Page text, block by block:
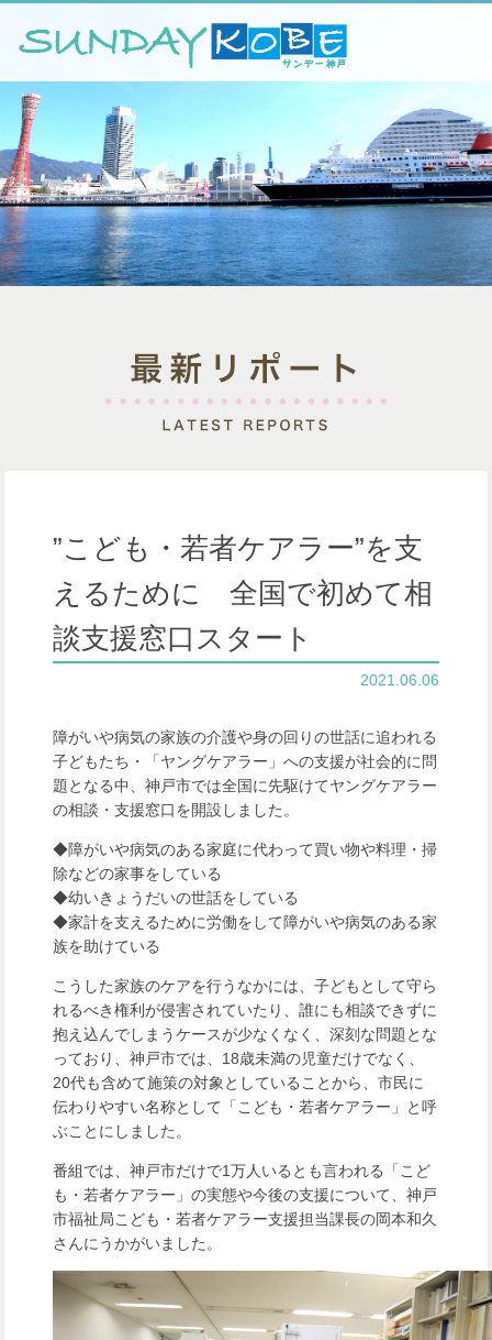
”こども・若者ケアラー”を支
えるために 全国で初めて相
談支援窓口スタート
2021.06.06
障がいや病気の家族の介護や身の回りの世話に追われる
子どもたち・「ヤングケアラー」への支援が社会的に問
題となる中、神戸市では全国に先駆けてヤングケアラー
の相談・支援窓口を開設しました。
◆障がいや病気のある家庭に代わって買い物や料理・掃
除などの家事をしている
◆幼いきょうだいの世話をしている
◆家計を支えるために労働をして障がいや病気のある家
族を助けている
こうした家族のケアを行うなかには、子どもとして守ら
れるべき権利が侵害されていたり、誰にも相談できずに
抱え込んでしまうケースが少なくなく、深刻な問題とな
っており、神戸市では、18歳未満の児童だけでなく、
20代も含めて施策の対象としていることから、市民に
伝わりやすい名称として「こども・若者ケアラー」と呼
ぶことにしました。
番組では、神戸市だけで1万人いるとも言われる「こど
も・若者ケアラー」の実態や今後の支援について、神戸
市福祉局こども・若者ケアラー支援担当課長の岡本和久
さんにうかがいました。